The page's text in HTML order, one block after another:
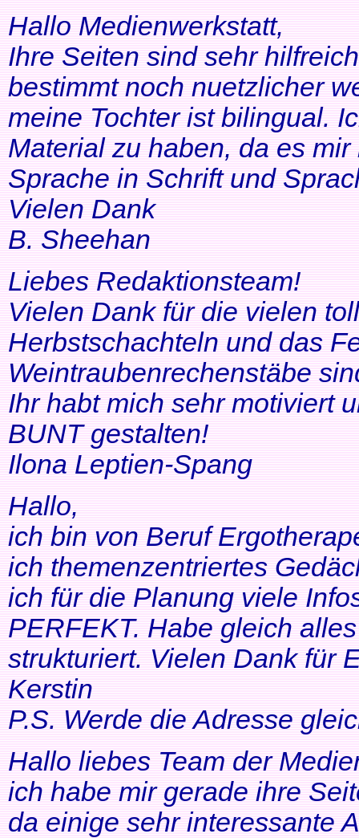
Hallo Medienwerkstatt,
Ihre Seiten sind sehr
bestimmt noch nuetzlicher
meine Tochter ist bilingual.
Material zu haben, da es
Sprache in Schrift und
Vielen Dank
B. Sheehan
Liebes Redaktionsteam!
Vielen Dank für die vielen
Herbstschachteln und das
Weintraubenrechenstäbe
Ihr habt mich sehr motiviert
BUNT gestalten!
Ilona Leptien-Spang
Hallo,
ich bin von Beruf
ich themenzentriertes
ich für die Planung viele
PERFEKT. Habe gleich
strukturiert. Vielen Dank für
Kerstin
P.S. Werde die Adresse
Hallo liebes Team der
ich habe mir gerade ihre
da einige sehr interessante